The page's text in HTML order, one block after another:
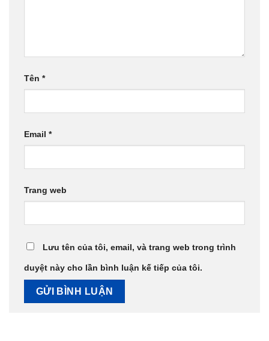
Tên *
Email *
Trang web
Lưu tên của tôi, email, và trang web trong trình
duyệt này cho lần bình luận kế tiếp của tôi.